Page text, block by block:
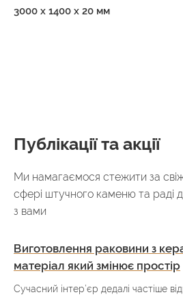
3000 x 1400 x 20 мм
Публікації та акції
Ми намагаємося стежити за
сфері штучного каменю та раді
з вами
Виготовлення раковини з
матеріал який змінює простір
Сучасний інтер’єр дедалі частіше